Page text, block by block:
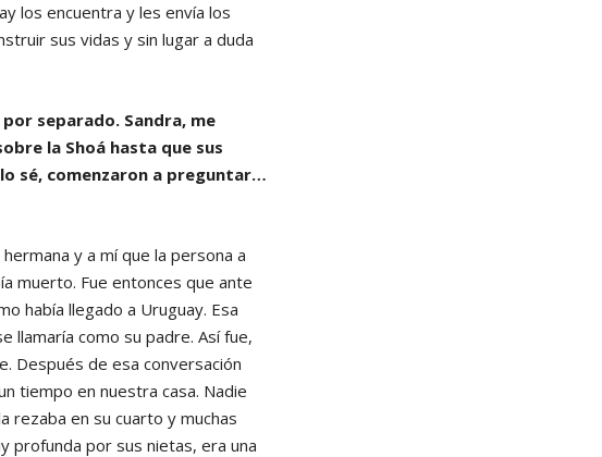
los encuentra y les envía los
sus vidas y sin lugar a duda
separado. Sandra, me
la Shoá hasta que sus
sé, comenzaron a preguntar…
y a mí que la persona a
muerto. Fue entonces que ante
había llegado a Uruguay. Esa
llamaría como su padre. Así fue,
Después de esa conversación
tiempo en nuestra casa. Nadie
rezaba en su cuarto y muchas
profunda por sus nietas, era una